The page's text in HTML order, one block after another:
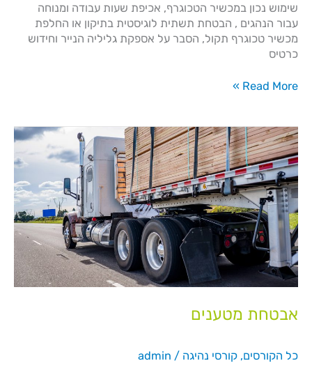
שימוש נכון במכשיר הטכוגרף, אכיפת שעות עבודה ומנוחה
עבור הנהגים , הבטחת תשתית לוגיסטית בתיקון או החלפת
מכשיר טכוגרף תקול, הסבר על אספקת גליליה הנייר וחידוש
כרטיס
Read More »
אבטחת מטענים
כל הקורסים, קורסי נהיגה /
admin
אבטחת
מטענים